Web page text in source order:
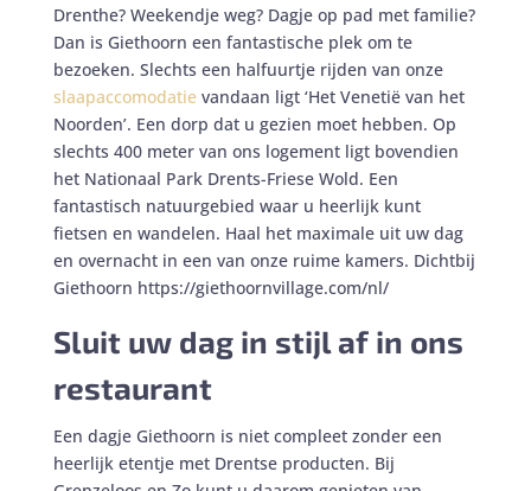
Drenthe? Weekendje weg? Dagje op pad met familie?
Dan is Giethoorn een fantastische plek om te
bezoeken. Slechts een halfuurtje rijden van onze
slaapaccomodatievandaan ligt ‘Het Venetië van het
Noorden’. Een dorp dat u gezien moet hebben. Op
slechts 400 meter van ons logement ligt bovendien
het Nationaal Park Drents-Friese Wold. Een
fantastisch natuurgebied waar u heerlijk kunt
fietsen en wandelen. Haal het maximale uit uw dag
en overnacht in een van onze ruime kamers. Dichtbij
Giethoorn https://giethoornvillage.com/nl/
Sluit uw dag in stijl af in ons
restaurant
Een dagje Giethoorn is niet compleet zonder een
heerlijk etentje met Drentse producten. Bij